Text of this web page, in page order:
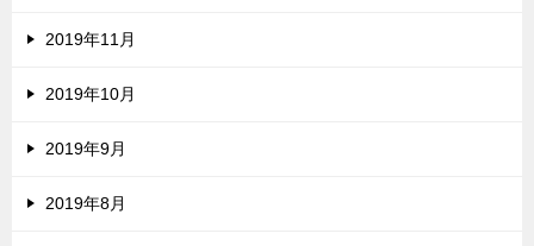
2019年11月
2019年10月
2019年9月
2019年8月